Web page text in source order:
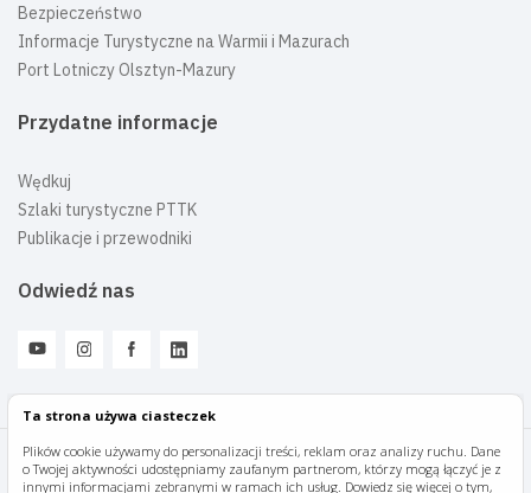
Ta strona używa ciasteczek
Plików cookie używamy do personalizacji treści, reklam oraz analizy ruchu. Dane
o Twojej aktywności udostępniamy zaufanym partnerom, którzy mogą łączyć je z
innymi informacjami zebranymi w ramach ich usług. Dowiedz się więcej o tym,
Bezpieczeństwo
Informacje Turystyczne na Warmii i Mazurach
Port Lotniczy Olsztyn-Mazury
Przydatne informacje
Wędkuj
Szlaki turystyczne PTTK
Publikacje i przewodniki
Odwiedź nas
Mazury Travel © 2026